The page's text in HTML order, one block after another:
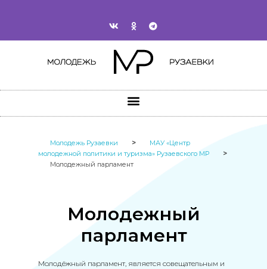
Молодежь Рузаевки >
МАУ «Центр
молодежной политики и туризма» Рузаевского МР
>
Молодежный парламент
Молодежный
парламент​​
Молодёжный парламент, является совещательным и